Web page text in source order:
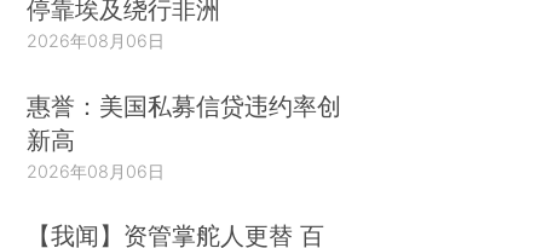
停靠埃及绕行非洲
2026年08月06日
惠誉：美国私募信贷违约率创
新高
2026年08月06日
【我闻】资管掌舵人更替 百